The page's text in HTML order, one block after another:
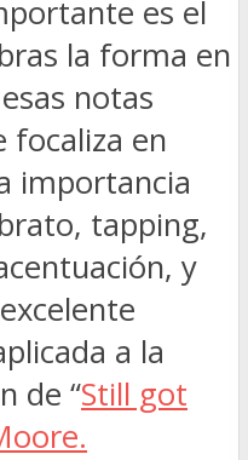
es el
la forma en
notas
focaliza en
importancia
tapping,
y
a la
de “Still got